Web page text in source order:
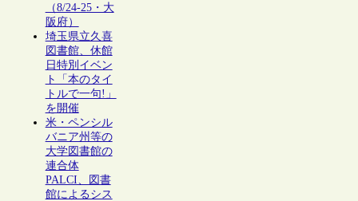
（8/24-25・大
阪府）
埼玉県立久喜
図書館、休館
日特別イベン
ト「本のタイ
トルで一句!」
を開催
米・ペンシル
バニア州等の
大学図書館の
連合体
PALCI、図書
館によるシス